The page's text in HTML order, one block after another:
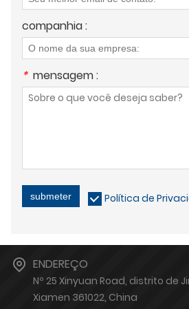
companhia :
* mensagem :
submeter Política de
ENDEREÇO
Nº 25 Xinyuan Road, distrito de
Xiamen 361022, China